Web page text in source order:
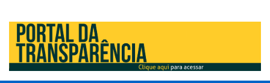
Prefeitura Municipal de Altos /
PI